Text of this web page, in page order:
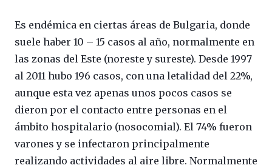
Es endémica en ciertas áreas de Bulgaria, donde
suele haber 10 – 15 casos al año, normalmente en
las zonas del Este (noreste y sureste). Desde 1997
al 2011 hubo 196 casos, con una letalidad del 22%,
aunque esta vez apenas unos pocos casos se
dieron por el contacto entre personas en el
ámbito hospitalario (nosocomial). El 74% fueron
varones y se infectaron principalmente
realizando actividades al aire libre. Normalmente